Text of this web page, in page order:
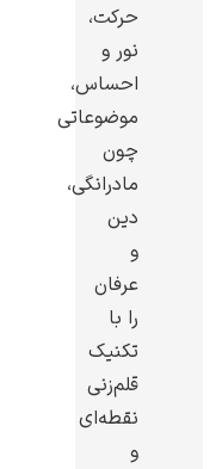
حرکت،
نور و
احساس،
موضوعاتی
چون
مادرانگی،
دین
و
عرفان
را با
تکنیک
قلم‌زنی
نقطه‌ای
و